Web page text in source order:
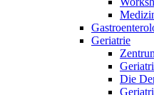
Geriatrie
Die